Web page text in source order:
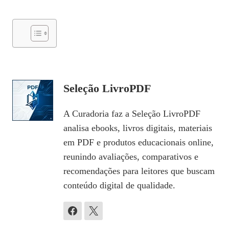
Seleção LivroPDF
A Curadoria faz a Seleção LivroPDF
analisa ebooks, livros digitais, materiais
em PDF e produtos educacionais online,
reunindo avaliações, comparativos e
recomendações para leitores que buscam
conteúdo digital de qualidade.